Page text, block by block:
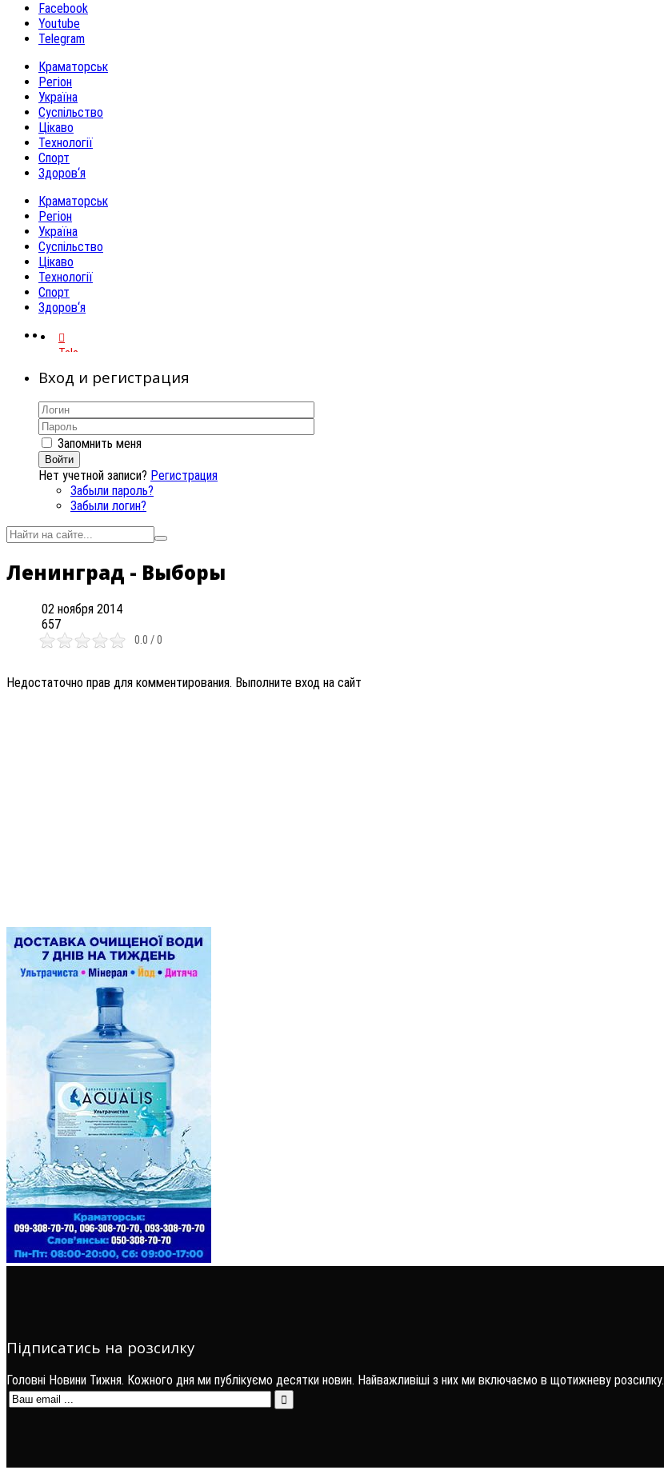
Facebook
Youtube
Telegram
Краматорськ
Регіон
Україна
Суспільство
Цікаво
Технології
Спорт
Здоров‘я
Краматорськ
Регіон
Україна
Суспільство
Цікаво
Технології
Спорт
Здоров‘я
Telegram
Вход и регистрация
Запомнить меня
Войти
Нет учетной записи? Регистрация
Забыли пароль?
Забыли логин?
Ленинград - Выборы
02 ноября 2014
657
0.0 / 0
Недостаточно прав для комментирования. Выполните вход на сайт
Підписатись на розсилку
Головні Новини Тижня. Кожного дня ми публікуємо десятки новин. Найважливіші з них ми включаємо в щотижневу розсилку.